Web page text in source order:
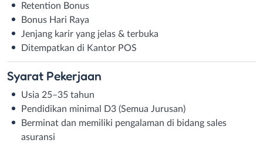
Retention Bonus
Bonus Hari Raya
Jenjang karir yang jelas & terbuka
Ditempatkan di Kantor POS
Syarat Pekerjaan
Usia 25–35 tahun
Pendidikan minimal D3 (Semua Jurusan)
Berminat dan memiliki pengalaman di bidang sales
asuransi